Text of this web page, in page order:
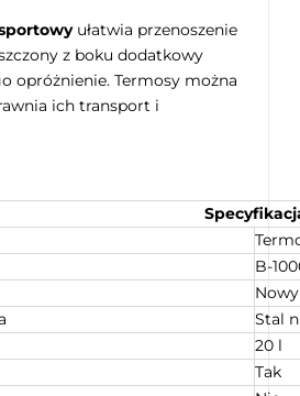
ułatwia przenoszenie
z boku dodatkowy
opróżnienie. Termosy można
ich transport i
B-
Nowy
Stal
20 l
Tak